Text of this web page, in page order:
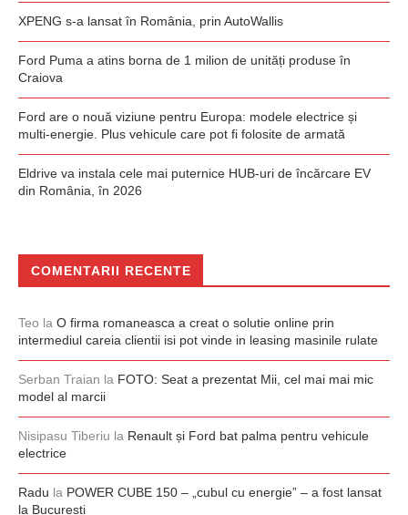
XPENG s-a lansat în România, prin AutoWallis
Ford Puma a atins borna de 1 milion de unități produse în
Craiova
Ford are o nouă viziune pentru Europa: modele electrice și
multi-energie. Plus vehicule care pot fi folosite de armată
Eldrive va instala cele mai puternice HUB-uri de încărcare EV
din România, în 2026
COMENTARII RECENTE
Teo la O firma romaneasca a creat o solutie online prin
intermediul careia clientii isi pot vinde in leasing masinile rulate
Serban Traian la FOTO: Seat a prezentat Mii, cel mai mai mic
model al marcii
Nisipasu Tiberiu la Renault și Ford bat palma pentru vehicule
electrice
Radu la POWER CUBE 150 – „cubul cu energie” – a fost lansat
la București